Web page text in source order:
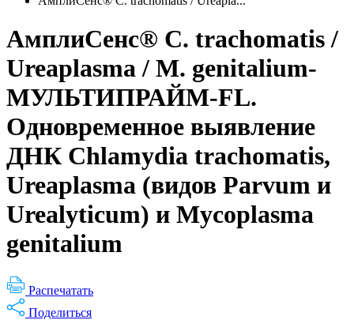
АмплиСенс® C. trachomatis /
Ureaplasma / M. genitalium-
МУЛЬТИПРАЙМ-FL.
Одновременное выявление
ДНК Chlamydia trachomatis,
Ureaplasma (видов Parvum и
Urealyticum) и Mycoplasma
genitalium
Распечатать
Поделиться